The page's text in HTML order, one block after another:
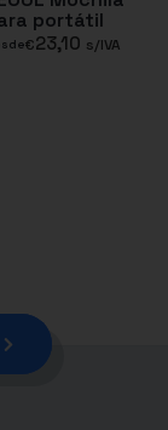
portátil
€23,10 s/IVA